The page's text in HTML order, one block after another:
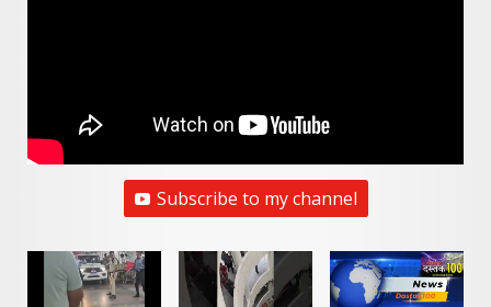
Subscribe to my channel